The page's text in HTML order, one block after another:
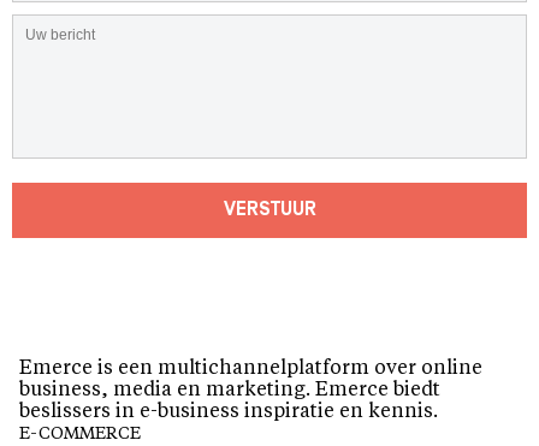
VERSTUUR
Emerce is een multichannelplatform over online
business, media en marketing. Emerce biedt
beslissers in e-business inspiratie en kennis.
E-COMMERCE